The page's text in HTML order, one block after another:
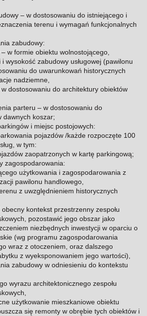
– w dostosowaniu do istniejącego i
terenu i wymagań funkcjonalnych
zabudowy:
w formie obiektu wolnostojącego,
wysokość zabudowy usługowej (pawilonu
do uwarunkowań historycznych
nadziemne,
dostosowaniu do architektury obiektów
parteru – w dostosowaniu do
dawnych koszar;
i miejsc postojowych:
pojazdów /każde rozpoczęte 100
w tym:
zaopatrzonych w kartę parkingową;
zagospodarowania:
użytkowania i zagospodarowania z
pawilonu handlowego,
z uwzględnieniem historycznych
kontekst przestrzenny zespołu
pozostawić jego obszar jako
niezbędnych inwestycji w oparciu o
(wg programu zagospodarowania
wraz z otoczeniem, oraz dalszego
z wyeksponowaniem jego wartości),
zabudowy w odniesieniu do kontekstu
wyrazu architektonicznego zespołu
użytkowanie mieszkaniowe obiektu
się remonty w obrębie tych obiektów i